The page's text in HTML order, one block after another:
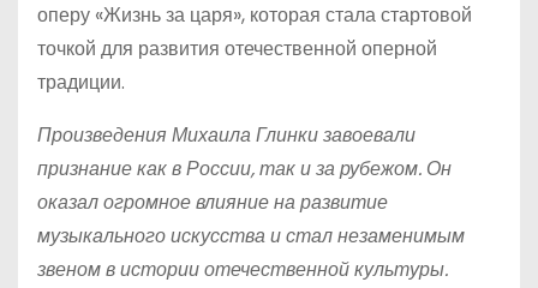
оперу «Жизнь за царя», которая стала стартовой
точкой для развития отечественной оперной
традиции.
Произведения Михаила Глинки завоевали
признание как в России, так и за рубежом. Он
оказал огромное влияние на развитие
музыкального искусства и стал незаменимым
звеном в истории отечественной культуры.